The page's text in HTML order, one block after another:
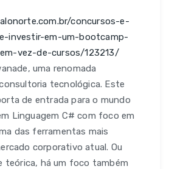
concursos-e-
investir-em-um-bootcamp-
vez-de-cursos/123213/
uma renomada
tecnológica. Este
de entrada para o mundo
Linguagem C# com foco em
das ferramentas mais
corporativo atual. Ou
teórica, há um foco também